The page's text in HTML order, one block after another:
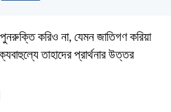
করিও না, যেমন জাতিগণ করিয়া
তাহাদের প্রার্থনার উত্তর